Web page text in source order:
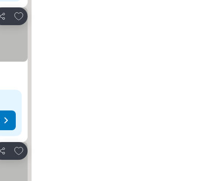
Κοινοποίηση
Προσθήκη στα αγαπημένα
Κοινοποίηση
Προσθήκη στα αγαπημένα